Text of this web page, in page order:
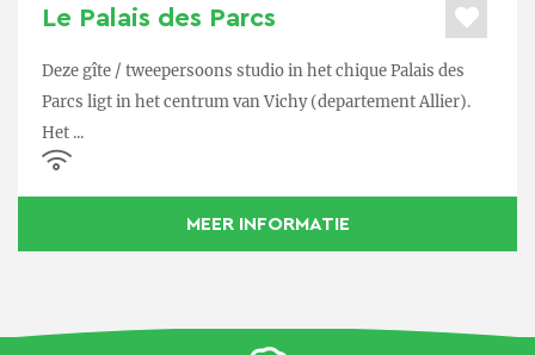
Le Palais des Parcs
Deze gîte / tweepersoons studio in het chique Palais des
Parcs ligt in het centrum van Vichy (departement Allier).
Het ...
MEER INFORMATIE